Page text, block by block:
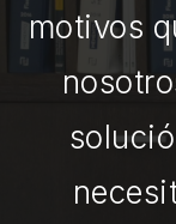
motivos